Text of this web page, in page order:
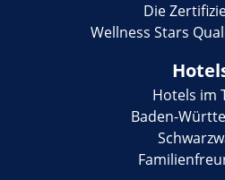
Die
Wellness Stars
Hotels im
Baden-